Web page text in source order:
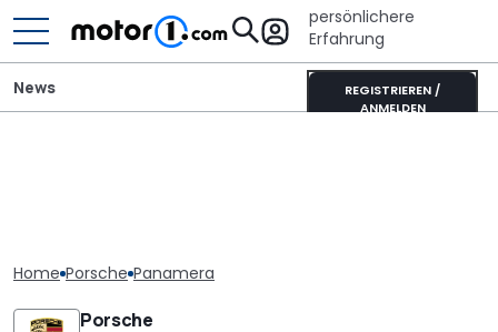
persönlichere
Erfahrung
REGISTRIEREN /
ANMELDEN
News
Home Porsche Panamera
Porsche